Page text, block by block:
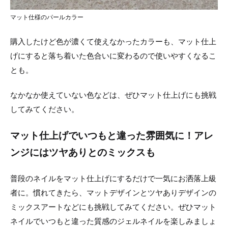
マット仕様のパールカラー
購入したけど色が濃くて使えなかったカラーも、マット仕上
げにすると落ち着いた色合いに変わるので使いやすくなるこ
とも。
なかなか使えていない色などは、ぜひマット仕上げにも挑戦
してみてください。
マット仕上げでいつもと違った雰囲気に！アレ
ンジにはツヤありとのミックスも
普段のネイルをマット仕上げにするだけで一気にお洒落上級
者に。慣れてきたら、マットデザインとツヤありデザインの
ミックスアートなどにも挑戦してみてください。ぜひマット
ネイルでいつもと違った質感のジェルネイルを楽しみましょ